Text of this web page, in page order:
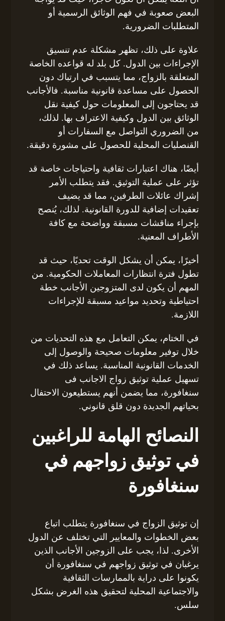
البعض صعوبة في فهم الوثائق الرسمية أو
المتطلبات الضرورية.
علاوة على ذلك، تظهر مشكلة عدم تنسيق
الإجراءات بين الدول. كل بلد له قواعده الخاصة
المتعلقة بالزواج، مما يتسبب في ارتباك دون
الحصول على مساعدة قانونية مناسبة. فالأجانب
قد يحتاجون إلى المعلومات حول كيفية نقل
الوثائق بين الدول وكيفية الاعتراف بها. لذلك،
من الضروري التواصل مع السفارات أو
القنصليات المحلية للحصول على مشورة دقيقة.
أيضًا، هناك اعتبارات ثقافية واحتياجات خاصة قد
تؤثر على عملية التوثيق. فقد يتطلب الأمر
إشراك عائلات الطرفين، مما قد يضيف
تعقيدات إضافية للدورة القانونية. لذلك، يُنصح
بإجراء مناقشات مسبقة وواضحة مع كافة
الأطراف المعنية.
أخيرًا، يمكن أن يشكل الوقت تحديًا، حيث قد
تطول فترة انتظارات المعاملات الحكومية. من
المهم أن يكون لدى المتزوجين الأجانب خطة
احتياطية وتحديد مواعيد مسبقة للإجراءات
اللازمة.
في الختام، يمكن التعامل مع هذه التحديات من
خلال توفير معلومات صحيحة والوصول إلى
الخدمات القانونية المناسبة. يساعد ذلك في
تسهيل عملية توثيق زواج الاجانب فى
سنغافورة، مما يضمن أنهم يستطيعون الاحتفال
بحياتهم الجديدة دون قلق قانوني.
النصائح الهامة للراغبين
في توثيق زواجهم في
سنغافورة
إن توثيق الزواج في سنغافورة يتطلب اتباع
بعض الخطوات والمعايير التي تختلف عن الدول
الأخرى. لذا، يجب على الزوجين الأجانب الذين
يرغبان في توثيق زواجهم في سنغافورة أن
يكونوا على دراية بالممارسات الثقافية
والاجتماعية المحلية لتحقيق هذه الغرض بشكل
سلس.